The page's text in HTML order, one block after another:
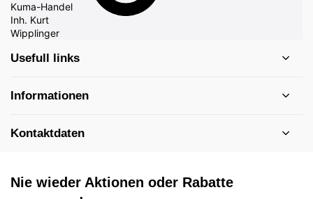
Usefull links
Informationen
Kontaktdaten
Nie wieder Aktionen oder Rabatte